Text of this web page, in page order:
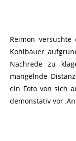
Reimon versuchte
Kohlbauer
Nachrede zu
mangelnde
ein Foto von sich
demonstativ vor